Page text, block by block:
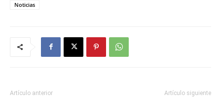
Noticias
Artículo anterior Artículo siguiente